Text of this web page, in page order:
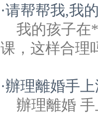
·请帮帮我,我
我的孩子在
课，这样合理
·辦理離婚手
辦理離婚